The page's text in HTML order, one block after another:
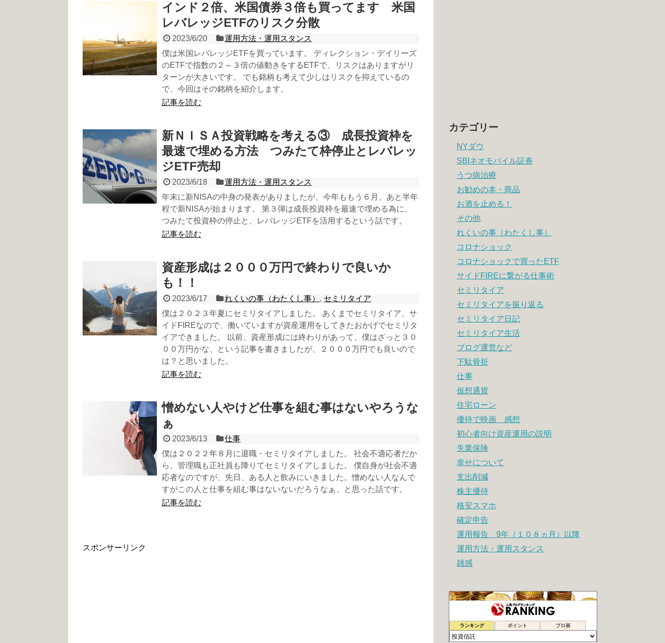
インド２倍、米国債券３倍も買ってます 米国
レバレッジETFのリスク分散
2023/6/20
運用方法・運用スタンス
僕は米国レバレッジETFを買っています。 ディレクション・デイリーズ
のETFで指数の２～３倍の値動きをするETFで、リスクはありますがリ
ターンが大きいです。 でも銘柄も考えて少しはリスクを抑えているの
で、今回はその銘柄を紹介します。
記事を読む
新ＮＩＳＡ投資戦略を考える③ 成長投資枠を
最速で埋める方法 つみたて枠停止とレバレッ
ジETF売却
2023/6/18
運用方法・運用スタンス
年末に新NISAの中身の発表がありましたが、今年ももう６月、あと半年
程で新NISAが始まります。 第３弾は成長投資枠を最速で埋める為に、
つみたて投資枠の停止と、レバレッジETFを活用するという話です。
記事を読む
資産形成は２０００万円で終わりで良いか
も！！
2023/6/17 れくいの事（わたくし事） , セミリタイア
僕は２０２３年夏にセミリタイアしました。 あくまでセミリタイア、サ
イドFIREなので、働いていますが資産運用をしてきたおかげでセミリタ
イアできました。 以前、資産形成には終わりがあって、僕はざっと３０
００万円かな、という記事を書きましたが、２０００万円でも良いので
は？と思いました。
記事を読む
憎めない人やけど仕事を組む事はないやろうな
ぁ
2023/6/13
仕事
僕は２０２２年８月に退職・セミリタイアしました。 社会不適応者だか
ら、管理職も正社員も降りてセミリタイアしました。 僕自身が社会不適
応者なのですが、先日、ある人と飲みにいきました。憎めない人なんで
すがこの人と仕事を組む事はないないだろうなぁ、と思った話です。
記事を読む
スポンサーリンク
カテゴリー
NYダウ
SBIネオモバイル証券
うつ病治療
お勧めの本・商品
お酒を止める！
その他
れくいの事（わたくし事）
コロナショック
コロナショックで買ったETF
サイドFIREに繋がる仕事術
セミリタイア
セミリタイアを振り返る
セミリタイア日記
セミリタイア生活
ブログ運営など
下駄骨折
仕事
仮想通貨
住宅ローン
優待で映画 感想
初心者向け資産運用の説明
失業保険
幸せについて
支出削減
株主優待
格安スマホ
確定申告
運用報告 9年（１０８ヵ月）以降
運用方法・運用スタンス
雑感
ランキング ポイント ブロ画
73位 シュウの２０代副業で１００万円への道
74位 地道にぽちぽちポイント長者